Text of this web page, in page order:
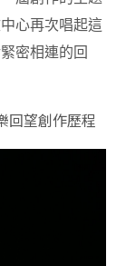
心再次唱起這
密相連的回
回望創作歷程